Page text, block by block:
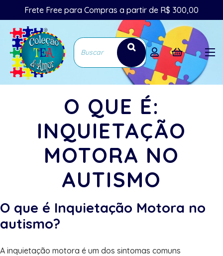
Frete Free para Compras a partir de R$ 300,00
O QUE É:
INQUIETAÇÃO
MOTORA NO
AUTISMO
O que é Inquietação Motora no
autismo?
A inquietação motora é um dos sintomas comuns